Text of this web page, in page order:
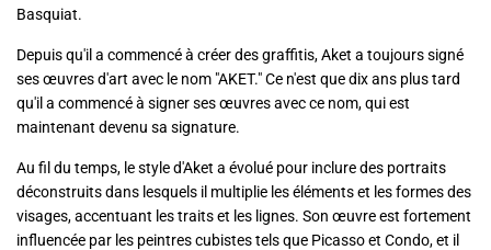
Basquiat.
Depuis qu'il a commencé à créer des graffitis, Aket a toujours signé
ses œuvres d'art avec le nom "AKET." Ce n'est que dix ans plus tard
qu'il a commencé à signer ses œuvres avec ce nom, qui est
maintenant devenu sa signature.
Au fil du temps, le style d'Aket a évolué pour inclure des portraits
déconstruits dans lesquels il multiplie les éléments et les formes des
visages, accentuant les traits et les lignes. Son œuvre est fortement
influencée par les peintres cubistes tels que Picasso et Condo, et il